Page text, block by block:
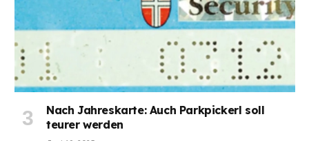
Nach Jahreskarte: Auch Parkpickerl soll
teurer werden